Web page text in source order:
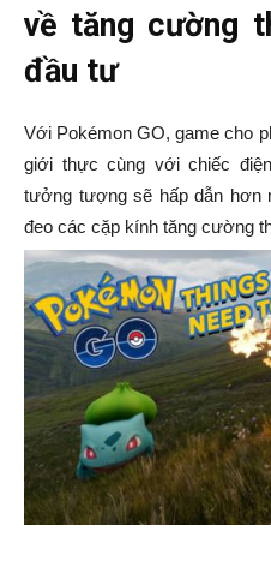
về tăng cường
đầu tư
Với Pokémon GO, game cho
giới thực cùng với chiếc
tưởng tượng sẽ hấp dẫn hơn
đeo các cặp kính tăng cường